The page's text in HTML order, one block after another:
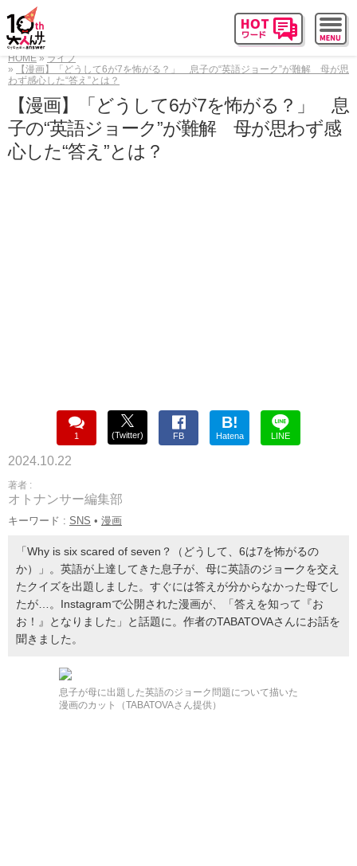
HOME
ライフ
【漫画】「どうして6が7を怖がる？」 息子の“英語ジョーク”が難解 母が思
わず感心した“答え”とは？
【漫画】「どうして6が7を怖がる？」 息
子の“英語ジョーク”が難解 母が思わず感
心した“答え”とは？
1 (Twitter) FB
B!
Hatena LINE
2024.10.22
著者 :
オトナンサー編集部
キーワード : SNS • 漫画
「Why is six scared of seven？（どうして、6は7を怖がるの
か）」。英語が上達してきた息子が、母に英語のジョークを交え
たクイズを出題しました。すぐには答えが分からなかった母でし
たが…。Instagramで公開された漫画が、「答えを知って『お
お！』となりました」と話題に。作者のTABATOVAさんにお話を
聞きました。
息子が母に出題した英語のジョーク問題について描いた
漫画のカット（TABATOVAさん提供）